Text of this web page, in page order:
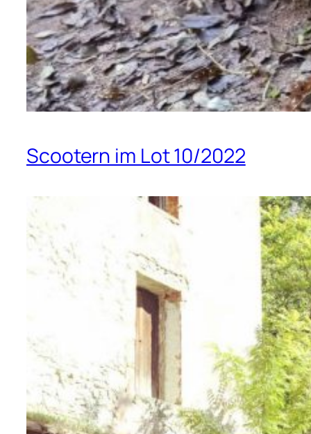
Scootern im Lot 10/2022